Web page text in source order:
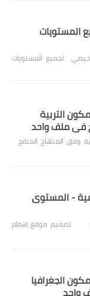
المستويات
لجميع المستويات
التربية
في ملف واحد
وفق المنهاج المنقح
- المستوى
تصميم موقع همام
الجغرافيا